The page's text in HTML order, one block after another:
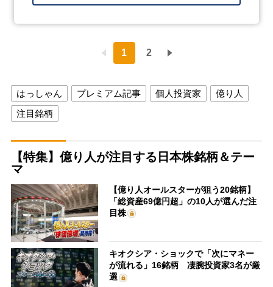
1 2
はっしゃん プレミアム記事 個人投資家
億り人
注目銘柄
【特集】億り人が注目する日本株銘柄＆テー
マ
【億り人オールスターが狙う20銘柄】
「総資産69億円超」の10人が選んだ注
目株
キオクシア・ショックで「次にマネー
が流れる」16銘柄 凄腕投資家3名が厳
選